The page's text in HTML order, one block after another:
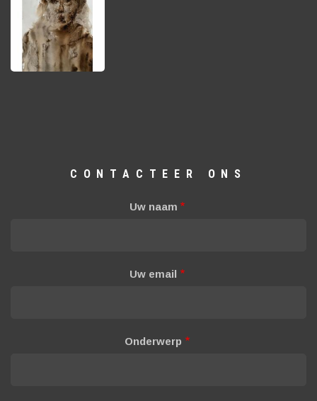
CONTACTEER ONS
Uw naam
Uw email
Onderwerp